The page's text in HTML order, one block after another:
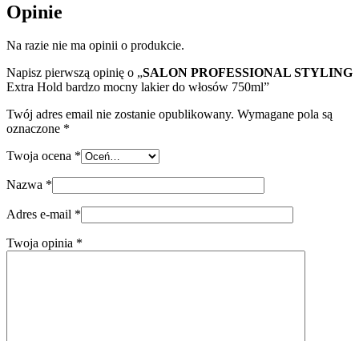
Opinie
Na razie nie ma opinii o produkcie.
Napisz pierwszą opinię o „SALON PROFESSIONAL STYLING
Extra Hold bardzo mocny lakier do włosów 750ml”
Twój adres email nie zostanie opublikowany. Wymagane pola są
oznaczone *
Twoja ocena *
Nazwa *
Adres e-mail *
Twoja opinia *